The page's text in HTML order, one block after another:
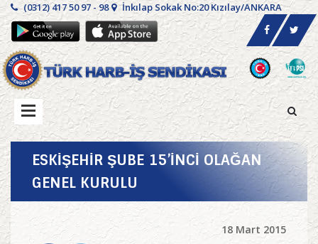
(0312) 417 50 97 - 98 İnkılap Sokak No:20 Kızılay/ANKARA
ESKİŞEHİR ŞUBE 15’İNCİ OLAĞAN
GENEL KURULU
18 Mart 2015